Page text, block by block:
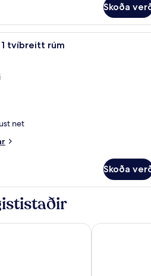
Skoða
Fjölskyldusvíta - 1 tvíbreitt
tvíbreitt rúm
net
Skoða
Phuket Patong Beach Resort
Phuket